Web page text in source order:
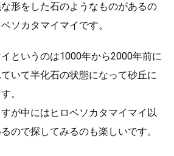
形をした石のようなものがあるの
ソカタマイマイです。
というのは1000年から2000年前に
いて半化石の状態になって砂丘に
。
が中にはヒロベソカタマイマイ以
ので探してみるのも楽しいです。